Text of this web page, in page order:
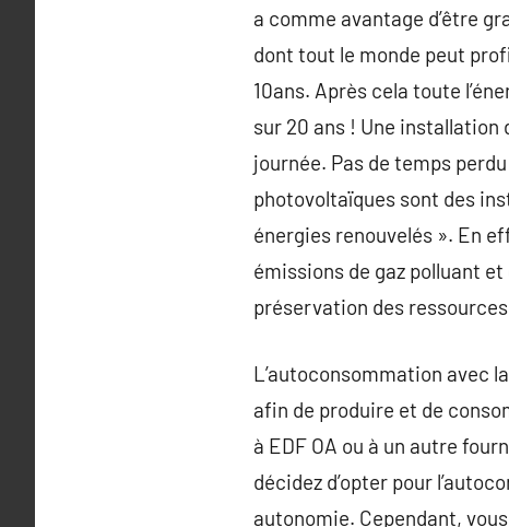
a comme avantage d’être
dont tout le monde peut
10ans. Après cela toute
sur 20 ans ! Une installation
journée. Pas de temps
photovoltaïques sont des
énergies renouvelés ». En
émissions de gaz polluant
préservation des
L’autoconsommation avec
afin de produire et de
à EDF OA ou à un autre
décidez d’opter pour
autonomie. Cependant,